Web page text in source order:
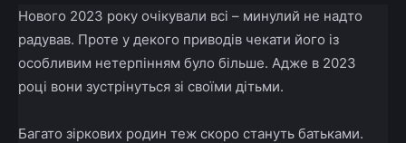
Нового 2023 року очікували всі – минулий не надто
радував. Проте у декого приводів чекати його із
особливим нетерпінням було більше. Адже в 2023
році вони зустрінуться зі своїми дітьми.
Багато зіркових родин теж скоро стануть батьками.